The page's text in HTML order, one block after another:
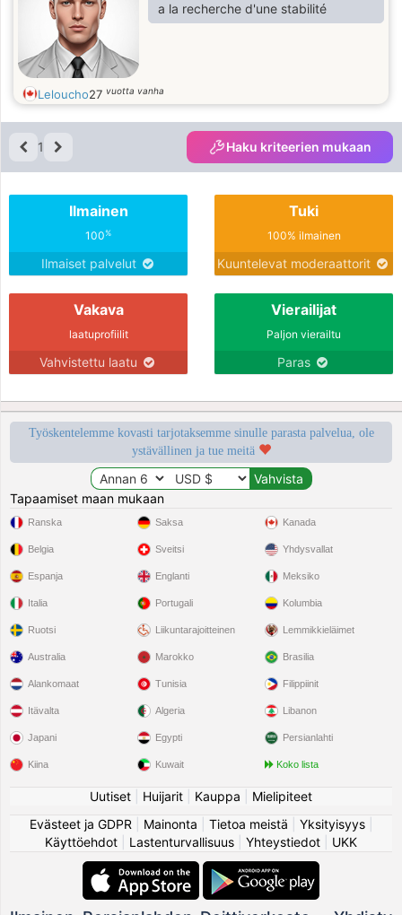
a la recherche d'une stabilité
Leloucho27 vuotta vanha
1 Haku kriteerien mukaan
Ilmainen
100%
Ilmaiset palvelut
Tuki
100% ilmainen
Kuuntelevat moderaattorit
Vakava
laatuprofiilit
Vahvistettu laatu
Vierailijat
Paljon vierailtu
Paras
Työskentelemme kovasti tarjotaksemme sinulle parasta palvelua, ole
ystävällinen ja tue meitä
Tapaamiset maan mukaan
Ranska
Belgia
Espanja
Italia
Ruotsi
Saksa
Sveitsi
Englanti
Portugali
Liikuntarajoitteinen
Kanada
Yhdysvallat
Meksiko
Kolumbia
Lemmikkieläimet
Australia
Alankomaat
Itävalta
Japani
Kiina
Marokko
Tunisia
Algeria
Egypti
Kuwait
Brasilia
Filippiinit
Libanon
Persianlahti
Koko lista
Uutiset Huijarit Kauppa
Mielipiteet
Evästeet ja GDPR
Mainonta Tietoa meistä Yksityisyys|
Käyttöehdot
Lastenturvallisuus Yhteystiedot UKK